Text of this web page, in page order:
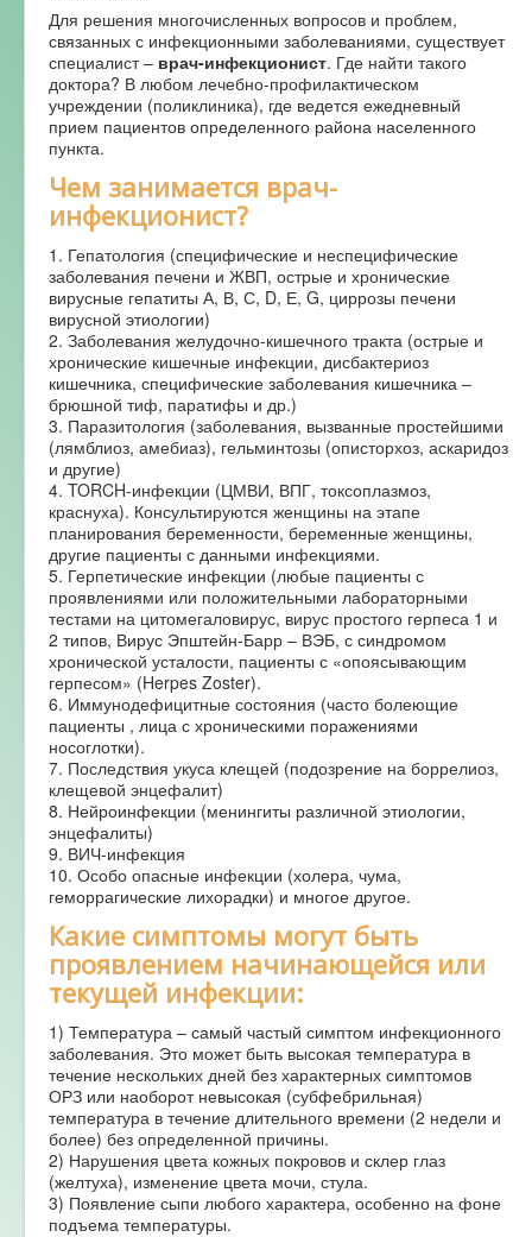
Для решения многочисленных вопросов и проблем,
связанных с инфекционными заболеваниями, существует
специалист – врач-инфекционист. Где найти такого
доктора? В любом лечебно-профилактическом
учреждении (поликлиника), где ведется ежедневный
прием пациентов определенного района населенного
пункта.
Чем занимается врач-
инфекционист?
1. Гепатология (специфические и неспецифические
заболевания печени и ЖВП, острые и хронические
вирусные гепатиты А, В, С, D, Е, G, циррозы печени
вирусной этиологии)
2. Заболевания желудочно-кишечного тракта (острые и
хронические кишечные инфекции, дисбактериоз
кишечника, специфические заболевания кишечника –
брюшной тиф, паратифы и др.)
3. Паразитология (заболевания, вызванные простейшими
(лямблиоз, амебиаз), гельминтозы (описторхоз, аскаридоз
и другие)
4. TORCH-инфекции (ЦМВИ, ВПГ, токсоплазмоз,
краснуха). Консультируются женщины на этапе
планирования беременности, беременные женщины,
другие пациенты с данными инфекциями.
5. Герпетические инфекции (любые пациенты с
проявлениями или положительными лабораторными
тестами на цитомегаловирус, вирус простого герпеса 1 и
2 типов, Вирус Эпштейн-Барр – ВЭБ, с синдромом
хронической усталости, пациенты с «опоясывающим
герпесом» (Herpes Zoster).
6. Иммунодефицитные состояния (часто болеющие
пациенты , лица с хроническими поражениями
носоглотки).
7. Последствия укуса клещей (подозрение на боррелиоз,
клещевой энцефалит)
8. Нейроинфекции (менингиты различной этиологии,
энцефалиты)
9. ВИЧ-инфекция
10. Особо опасные инфекции (холера, чума,
геморрагические лихорадки) и многое другое.
Какие симптомы могут быть
проявлением начинающейся или
текущей инфекции:
1) Температура – самый частый симптом инфекционного
заболевания. Это может быть высокая температура в
течение нескольких дней без характерных симптомов
ОРЗ или наоборот невысокая (субфебрильная)
температура в течение длительного времени (2 недели и
более) без определенной причины.
2) Нарушения цвета кожных покровов и склер глаз
(желтуха), изменение цвета мочи, стула.
3) Появление сыпи любого характера, особенно на фоне
подъема температуры.